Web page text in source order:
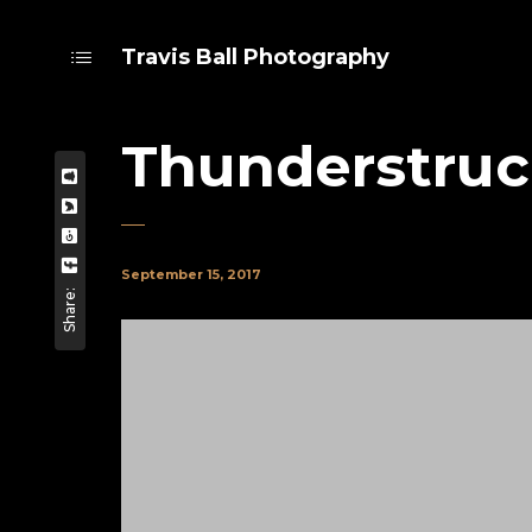
Travis Ball Photography
Share:
September 15, 2017